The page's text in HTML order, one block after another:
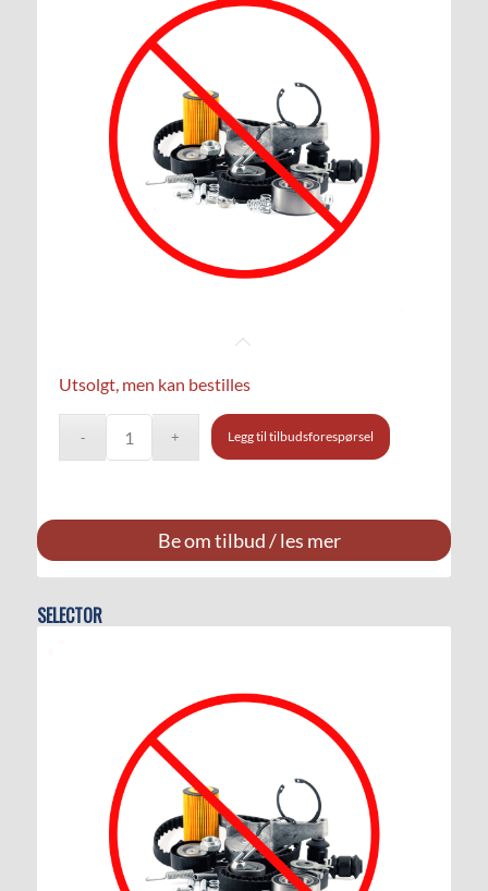
Utsolgt, men kan bestilles
Legg til tilbudsforespørsel
Be om tilbud / les mer
SELECTOR